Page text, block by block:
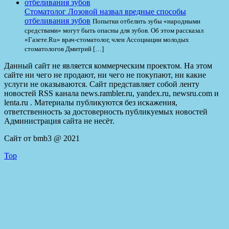
Стоматолог Лозовой назвал вредные способы
отбеливания зубов Попытки отбелить зубы «народными
средствами» могут быть опасны для зубов. Об этом рассказал
«Газете.Ru» врач-стоматолог, член Ассоциации молодых
стоматологов Дмитрий […]
Данный сайт не является коммерческим проектом. На этом
сайте ни чего не продают, ни чего не покупают, ни какие
услуги не оказываются. Сайт представляет собой ленту
новостей RSS канала news.rambler.ru, yandex.ru, newsru.com и
lenta.ru . Материалы публикуются без искажения,
ответственность за достоверность публикуемых новостей
Администрация сайта не несёт.
Сайт от bmb3 @ 2021
Top